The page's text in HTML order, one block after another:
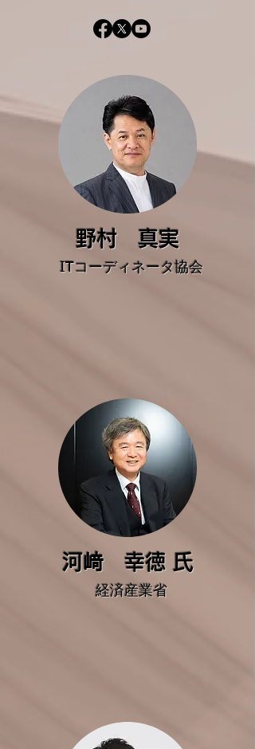
​野村 真実
ITコーディネータ協会
河﨑 幸徳 氏
経済産業省